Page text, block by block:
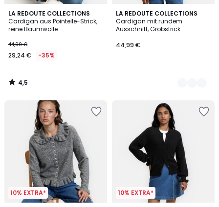
LA REDOUTE COLLECTIONS
Cardigan aus Pointelle-Strick,
reine Baumwolle
44,99 €
29,24 € -35%
4,5
/ 5
4,5
/
LA REDOUTE COLLECTIONS
Cardigan mit rundem
Ausschnitt, Grobstrick
44,99 €
3
Farben
10% EXTRA* 10% EXTRA*